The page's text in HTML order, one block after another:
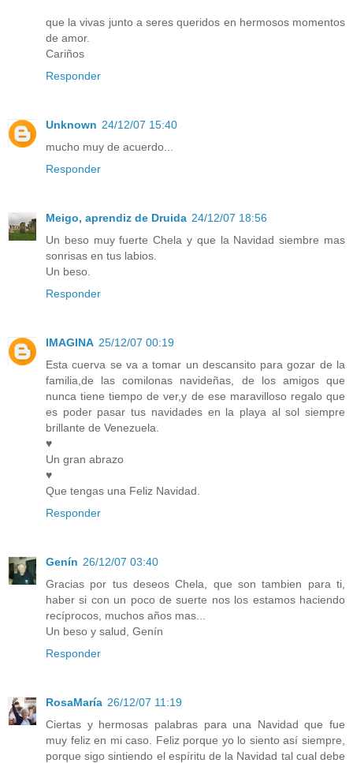
que la vivas junto a seres queridos en hermosos momentos
de amor.
Cariños
Responder
Unknown 24/12/07 15:40
mucho muy de acuerdo...
Responder
Meigo, aprendiz de Druida 24/12/07 18:56
Un beso muy fuerte Chela y que la Navidad siembre mas
sonrisas en tus labios.
Un beso.
Responder
IMAGINA 25/12/07 00:19
Esta cuerva se va a tomar un descansito para gozar de la
familia,de las comilonas navideñas, de los amigos que
nunca tiene tiempo de ver,y de ese maravilloso regalo que
es poder pasar tus navidades en la playa al sol siempre
brillante de Venezuela.
♥
Un gran abrazo
♥
Que tengas una Feliz Navidad.
Responder
Genín 26/12/07 03:40
Gracias por tus deseos Chela, que son tambien para ti,
haber si con un poco de suerte nos los estamos haciendo
recíprocos, muchos años mas...
Un beso y salud, Genín
Responder
RosaMaría 26/12/07 11:19
Ciertas y hermosas palabras para una Navidad que fue
muy feliz en mi caso. Feliz porque yo lo siento así siempre,
porque sigo sintiendo el espíritu de la Navidad tal cual debe